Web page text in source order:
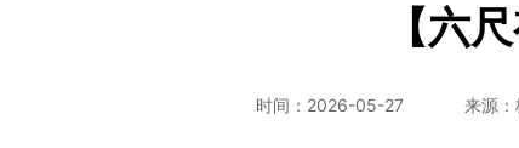
【六
时间：2026-05-27 来源